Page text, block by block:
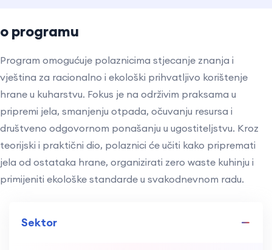
o programu
Program omogućuje polaznicima stjecanje znanja i
vještina za racionalno i ekološki prihvatljivo korištenje
hrane u kuharstvu. Fokus je na održivim praksama u
pripremi jela, smanjenju otpada, očuvanju resursa i
društveno odgovornom ponašanju u ugostiteljstvu. Kroz
teorijski i praktični dio, polaznici će učiti kako pripremati
jela od ostataka hrane, organizirati zero waste kuhinju i
primijeniti ekološke standarde u svakodnevnom radu.
Sektor